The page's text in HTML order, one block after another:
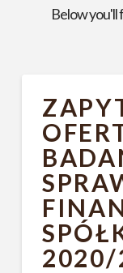
Below you'll
2020/